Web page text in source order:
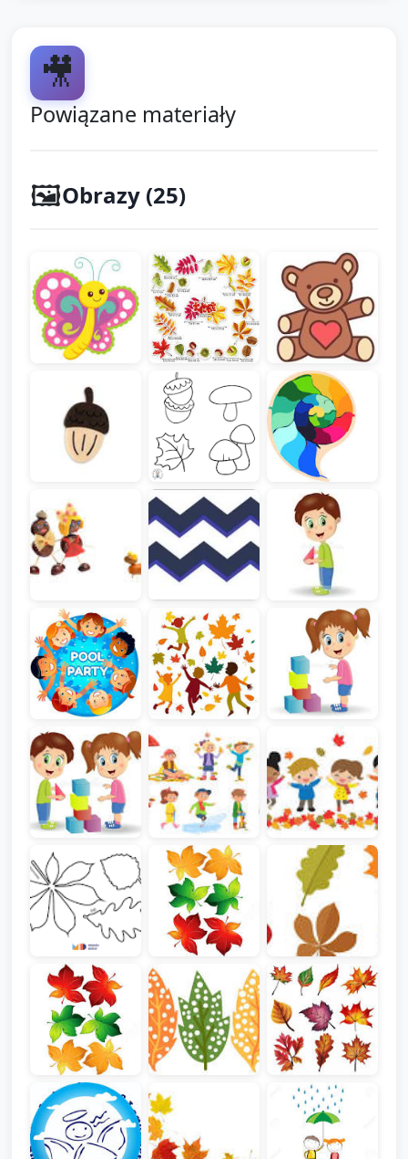
🎥
Powiązane materiały
🖼️Obrazy (25)